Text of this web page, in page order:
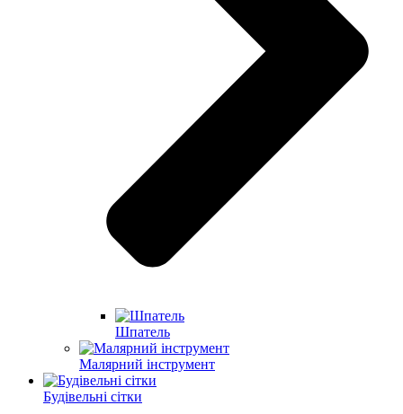
Шпатель
Малярний інструмент
Будівельні сітки